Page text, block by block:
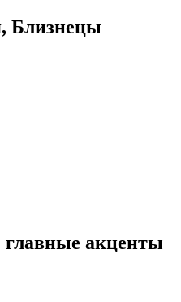
Близнецы
главные акценты